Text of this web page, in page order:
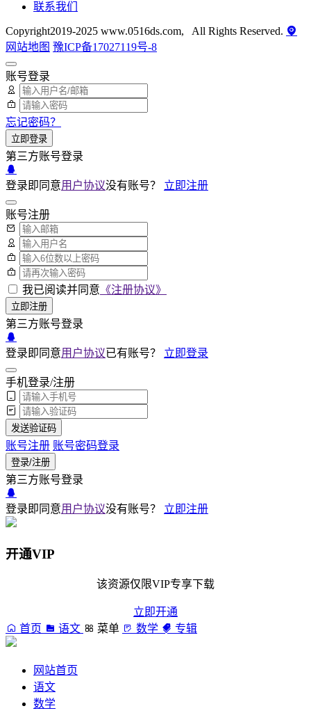
联系我们
Copyright2019-2025 www.0516ds.com, All Rights Reserved.
网站地图 豫ICP备17027119号-8
账号登录
忘记密码？
立即登录
第三方账号登录
登录即同意用户协议没有账号？ 立即注册
账号注册
我已阅读并同意 《注册协议》
立即注册
第三方账号登录
登录即同意用户协议已有账号？ 立即登录
手机登录/注册
发送验证码
账号注册 账号密码登录
登录/注册
第三方账号登录
登录即同意用户协议没有账号？ 立即注册
开通VIP
该资源仅限VIP专享下载
立即开通
首页
语文 菜单 数学 专辑
网站首页
语文
数学